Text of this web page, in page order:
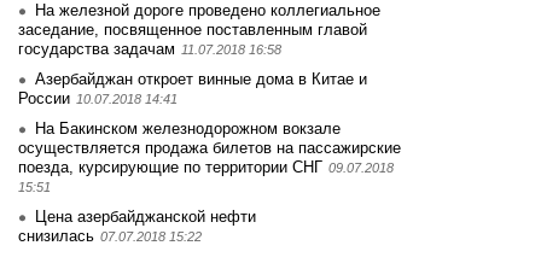
На железной дороге проведено коллегиальное
заседание, посвященное поставленным главой
государства задачам 11.07.2018 16:58
Азербайджан откроет винные дома в Китае и
России 10.07.2018 14:41
На Бакинском железнодорожном вокзале
осуществляется продажа билетов на пассажирские
поезда, курсирующие по территории СНГ 09.07.2018
15:51
Цена азербайджанской нефти
снизилась 07.07.2018 15:22